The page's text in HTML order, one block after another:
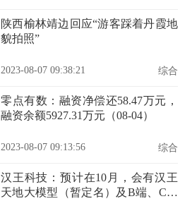
陕西榆林靖边回应“游客踩着丹霞地
貌拍照”
2023-08-07 09:38:21 综合
零点有数：融资净偿还58.47万元，
融资余额5927.31万元（08-04）
2023-08-07 09:13:56 综合
汉王科技：预计在10月，会有汉王
天地大模型（暂定名）及B端、C端